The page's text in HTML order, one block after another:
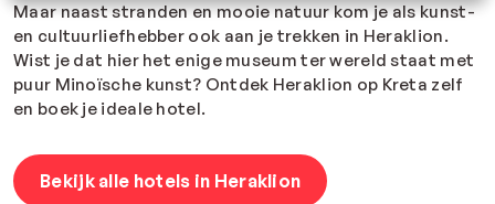
Maar naast stranden en mooie natuur kom je als kunst-
en cultuurliefhebber ook aan je trekken in Heraklion.
Wist je dat hier het enige museum ter wereld staat met
puur Minoïsche kunst? Ontdek Heraklion op Kreta zelf
en boek je ideale hotel.
Bekijk alle hotels in Heraklion